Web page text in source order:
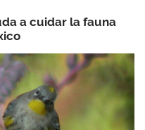
a cuidar la fauna